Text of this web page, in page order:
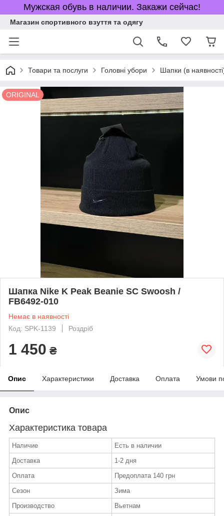
Мужская обувь в наличии. Закажи сейчас!
Магазин спортивного взуття та одягу
Товари та послуги Головні убори Шапки (в
ORIGINAL
Шапка Nike K Peak Beanie SC Swoosh /
FB6492-010
Немає в наявності
Код: SPK-1139
Роздріб
1 450 ₴
Опис Характеристики Доставка Оплата Умови
Опис
Характеристика товара
Наличие
Есть в наличии
Доставка
1-2 дня
Оплата
Предоплата 140 грн
Сезон
Зима
Производство
Вьетнам